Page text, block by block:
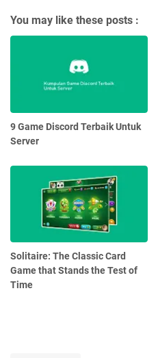
You may like these posts :
9 Game Discord Terbaik Untuk
Server
Solitaire: The Classic Card
Game that Stands the Test of
Time